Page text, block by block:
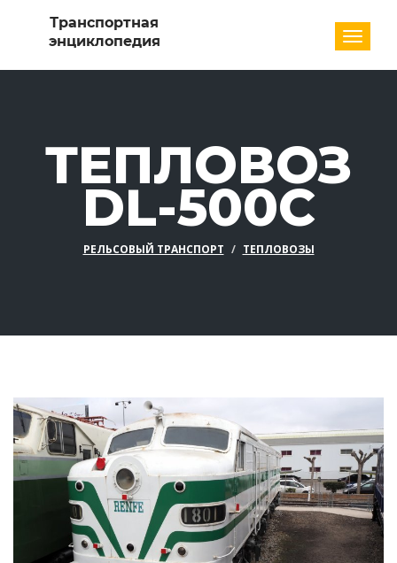
ТЕПЛОВОЗ
DL-500C
РЕЛЬСОВЫЙ ТРАНСПОРТ ТЕПЛОВОЗЫ